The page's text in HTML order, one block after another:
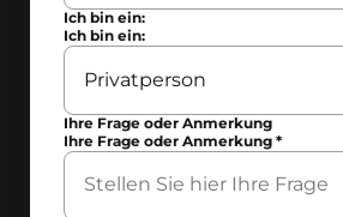
Ich bin ein:
Ich bin ein:
Ihre Frage oder Anmerkung
Ihre Frage oder Anmerkung*